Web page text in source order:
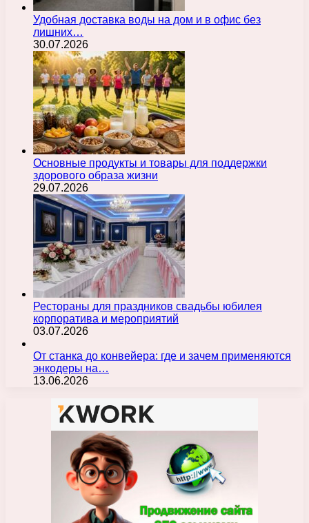
Удобная доставка воды на дом и в офис без
лишних…
30.07.2026
Основные продукты и товары для поддержки
здорового образа жизни
29.07.2026
Рестораны для праздников свадьбы юбилея
корпоратива и мероприятий
03.07.2026
От станка до конвейера: где и зачем применяются
энкодеры на…
13.06.2026